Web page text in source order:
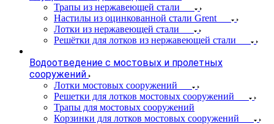
Трапы из нержавеющей стали
Настилы из оцинкованной стали Grent
Лотки из нержавеющей стали
Решётки для лотков из нержавеющей стали
Водоотведение с мостовых и пролетных
сооружений
Лотки мостовых сооружений
Решетки для лотков мостовых сооружений
Трапы для мостовых сооружений
Корзинки для лотков мостовых сооружений